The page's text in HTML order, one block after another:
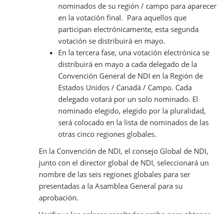
nominados de su región / campo para aparecer
en la votación final. Para aquellos que
participan electrónicamente, esta segunda
votación se distribuirá en mayo.
En la tercera fase, una votación electrónica se
distribuirá en mayo a cada delegado de la
Convención General de NDI en la Región de
Estados Unidos / Canadá / Campo. Cada
delegado votará por un solo nominado. El
nominado elegido, elegido por la pluralidad,
será colocado en la lista de nominados de las
otras cinco regiones globales.
En la Convención de NDI, el consejo Global de NDI,
junto con el director global de NDI, seleccionará un
nombre de las seis regiones globales para ser
presentadas a la Asamblea General para su
aprobación.